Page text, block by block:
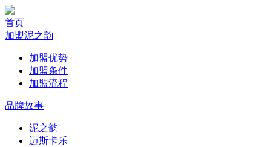
首页
加盟泥之韵
加盟优势
加盟条件
加盟流程
品牌故事
泥之韵
迈斯卡乐